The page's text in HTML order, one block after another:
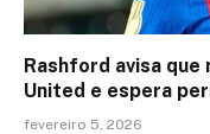
Rashford avisa
United e espera
fevereiro 5, 2026